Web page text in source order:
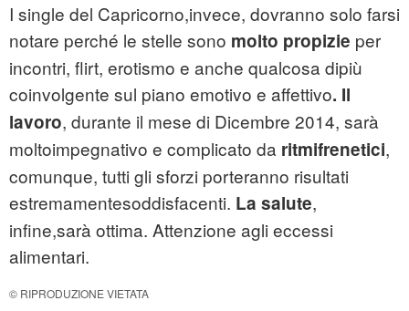
I single del Capricorno,invece, dovranno solo farsi
notare perché le stelle sono molto propizie per
incontri, flirt, erotismo e anche qualcosa dipiù
coinvolgente sul piano emotivo e affettivo. Il
lavoro, durante il mese di Dicembre 2014, sarà
moltoimpegnativo e complicato da ritmifrenetici,
comunque, tutti gli sforzi porteranno risultati
estremamentesoddisfacenti. La salute,
infine,sarà ottima. Attenzione agli eccessi
alimentari.
© RIPRODUZIONE VIETATA